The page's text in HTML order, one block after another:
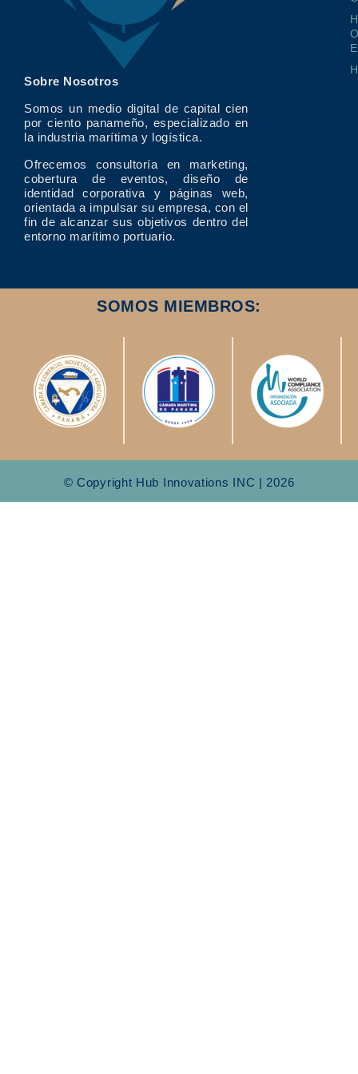
Sobre Nosotros
Somos un medio digital de capital cien
por ciento panameño, especializado en
la industria marítima y logística.
Ofrecemos consultoría en marketing,
cobertura de eventos, diseño de
identidad corporativa y páginas web,
orientada a impulsar su empresa, con el
fin de alcanzar sus objetivos dentro del
entorno marítimo portuario.
SOMOS MIEMBROS:
© Copyright Hub Innovations INC | 2026